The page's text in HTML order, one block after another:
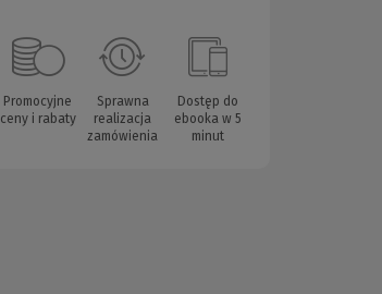
Promocyjne
ceny i rabaty
Sprawna
realizacja
zamówienia
Dostęp do
ebooka w 5
minut